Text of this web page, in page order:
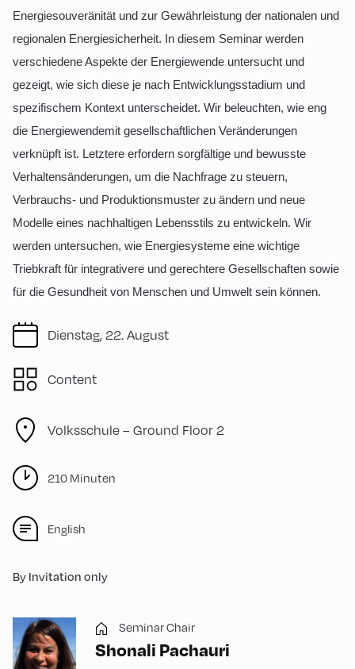
Dienstag, 22. August
Content
Volksschule – Ground Floor 2
210 Minuten
English
By Invitation only
Energiesouveränität und zur Gewährleistung der nationalen und
regionalen Energiesicherheit. In diesem Seminar werden
verschiedene Aspekte der Energiewende untersucht und
gezeigt, wie sich diese je nach Entwicklungsstadium und
spezifischem Kontext unterscheidet. Wir beleuchten, wie eng
die Energiewendemit gesellschaftlichen Veränderungen
verknüpft ist. Letztere erfordern sorgfältige und bewusste
Verhaltensänderungen, um die Nachfrage zu steuern,
Verbrauchs- und Produktionsmuster zu ändern und neue
Modelle eines nachhaltigen Lebensstils zu entwickeln. Wir
werden untersuchen, wie Energiesysteme eine wichtige
Triebkraft für integrativere und gerechtere Gesellschaften sowie
für die Gesundheit von Menschen und Umwelt sein können.
Seminar Chair
Shonali Pachauri